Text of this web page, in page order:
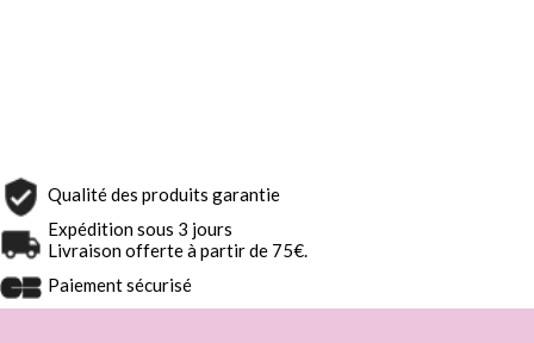
Qualité des produits garantie
Expédition sous 3 jours
Livraison offerte à partir de 75€.
Paiement sécurisé